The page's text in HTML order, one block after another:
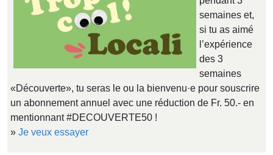
semaines et,
si tu as aimé
l’expérience
des 3
semaines
«Découverte», tu seras le ou la bienvenu·e pour souscrire
un abonnement annuel avec une réduction de Fr. 50.- en
mentionnant #DECOUVERTE50 !
» Je veux essayer